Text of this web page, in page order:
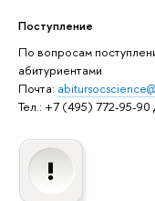
Поступление
По вопросам
абитуриентами
Почта:
Тел.: +7 (495) 772-95-90